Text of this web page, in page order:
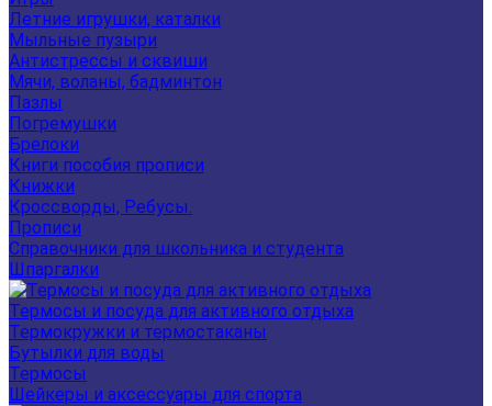
Летние игрушки, каталки
Мыльные пузыри
Антистрессы и сквиши
Мячи, воланы, бадминтон
Пазлы
Погремушки
Брелоки
Книги пособия прописи
Книжки
Кроссворды, Ребусы.
Прописи
Справочники для школьника и студента
Шпаргалки
Термосы и посуда для активного отдыха
Термокружки и термостаканы
Бутылки для воды
Термосы
Шейкеры и аксессуары для спорта